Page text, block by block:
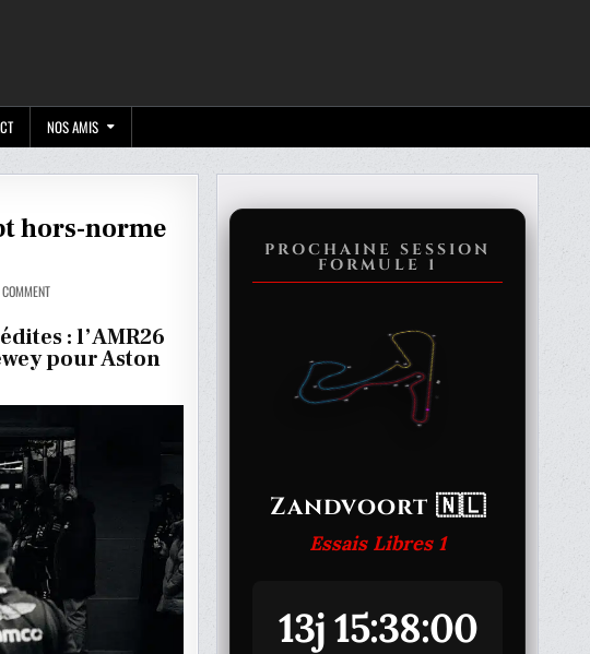
NOS AMIS
hors-norme
ON
LA
STUPEUR
AVEC
UN
NORME
L’AMR26
: l’AMR26
pour Aston
PROCHAINE SESSION
FORMULE 1
Zandvoort 🇳🇱
Essais Libres 1
13j 15:38:00